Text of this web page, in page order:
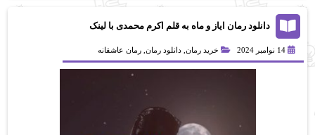
دانلود رمان ایاز و ماه به قلم اکرم محمدی با لینک
14 نوامبر 2024 خرید رمان, دانلود رمان, رمان عاشقانه